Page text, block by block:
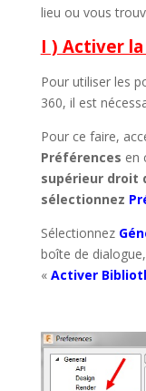
lieu ou vous
I ) Activer
Pour utiliser les
360, il est
Pour ce faire,
Préférences en
supérieur droit
sélectionnez
Sélectionnez
boîte de
« Activer